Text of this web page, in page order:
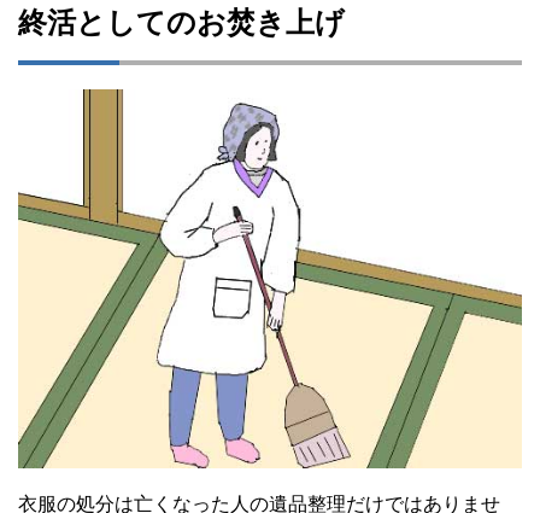
終活としてのお焚き上げ
衣服の処分は亡くなった人の遺品整理だけではありませ